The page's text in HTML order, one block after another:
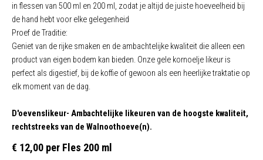
in flessen van 500 ml en 200 ml, zodat je altijd de juiste hoeveelheid bij
de hand hebt voor elke gelegenheid
Proef de Traditie:
Geniet van de rijke smaken en de ambachtelijke kwaliteit die alleen een
product van eigen bodem kan bieden. Onze gele kornoelje likeur is
perfect als digestief, bij de koffie of gewoon als een heerlijke traktatie op
elk moment van de dag.
D'oevenslikeur- Ambachtelijke likeuren van de hoogste kwaliteit,
rechtstreeks van de Walnoothoeve(n).
€ 12,00 per Fles 200 ml